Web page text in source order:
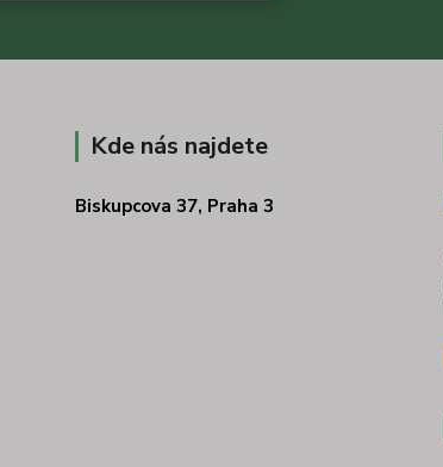
Kde nás najdete
Biskupcova 37, Praha 3